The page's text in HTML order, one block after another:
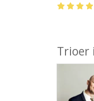
Trioer